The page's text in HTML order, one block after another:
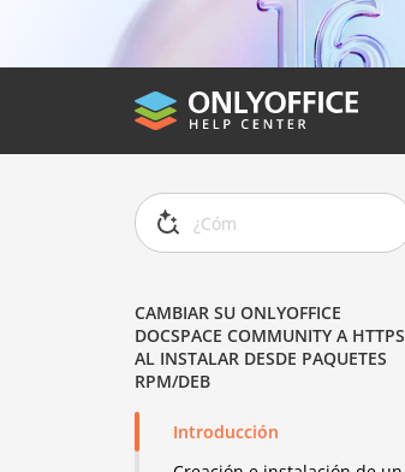
CAMBIAR SU ONLYOFFICE
DOCSPACE COMMUNITY A HTTPS
AL INSTALAR DESDE PAQUETES
RPM/DEB
Introducción